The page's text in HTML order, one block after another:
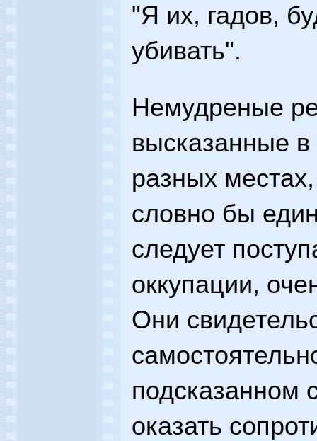
"Я их, гадов,
убивать".
Немудреные
высказанные
разных
словно бы
следует
оккупации,
Они
подсказанном
оказать